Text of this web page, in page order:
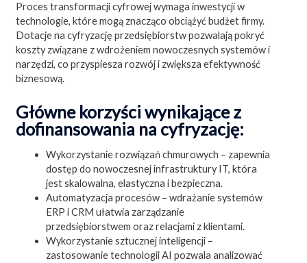
Proces transformacji cyfrowej wymaga inwestycji w
technologie, które mogą znacząco obciążyć budżet firmy.
Dotacje na cyfryzację przedsiębiorstw pozwalają pokryć
koszty związane z wdrożeniem nowoczesnych systemów i
narzędzi, co przyspiesza rozwój i zwiększa efektywność
biznesową.
Główne korzyści wynikające z
dofinansowania na cyfryzację:
Wykorzystanie rozwiązań chmurowych – zapewnia
dostęp do nowoczesnej infrastruktury IT, która
jest skalowalna, elastyczna i bezpieczna.
Automatyzacja procesów – wdrażanie systemów
ERP i CRM ułatwia zarządzanie
przedsiębiorstwem oraz relacjami z klientami.
Wykorzystanie sztucznej inteligencji –
zastosowanie technologii AI pozwala analizować